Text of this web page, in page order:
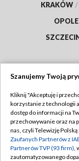
KRAKÓW /
OPOLE
Abonament TVP
Emisja w TVP
Centrum
Szanujemy Twoją
Kliknij "Akceptuję i
korzystanie z technologii
dostęp do informacji na
przechowywanie oraz na
nas, czyli Telewizję
Zaufanych Partnerów z
Partnerów TVP (93 firm),
zautomatyzowanego